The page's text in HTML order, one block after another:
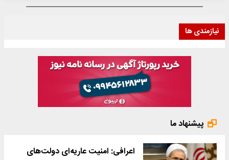
نیازمندی ها
پیشنهاد ما
اعرافی: امنیت عاریه‌ای دولت‌های